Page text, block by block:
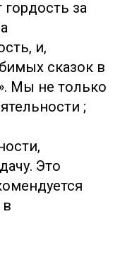
за
и,
сказок в
Мы не только
;
Это